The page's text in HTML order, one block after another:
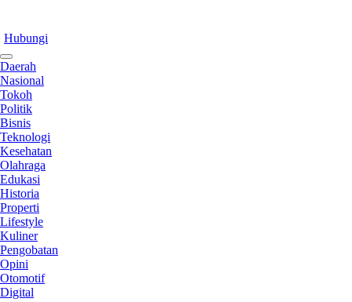
Hubungi
Daerah
Nasional
Tokoh
Politik
Bisnis
Teknologi
Kesehatan
Olahraga
Edukasi
Historia
Properti
Lifestyle
Kuliner
Pengobatan
Opini
Otomotif
Digital